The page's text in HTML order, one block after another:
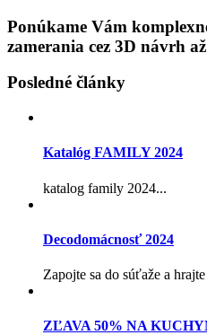
Ponúkame Vám
zamerania cez 3D návrh
Posledné články
Katalóg FAMILY 2024
katalog family 2024...
Decodomácnosť 2024
Zapojte sa do súťaže a
ZĽAVA 50% NA